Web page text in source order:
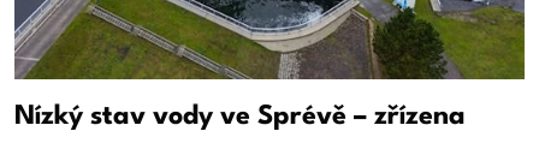
Nízký stav vody ve Sprévě – zřízena